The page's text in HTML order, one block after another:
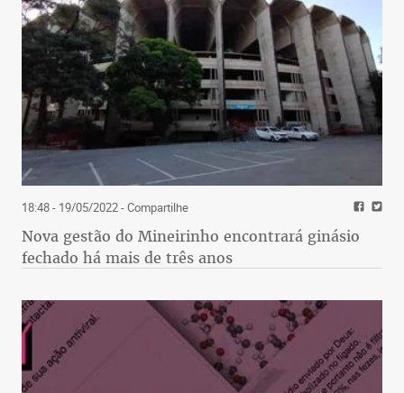
18:48 - 19/05/2022- Compartilhe
Nova gestão do Mineirinho encontrará ginásio
fechado há mais de três anos